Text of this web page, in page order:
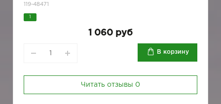
119-48471
1 060 руб
В корзину
Читать отзывы 0